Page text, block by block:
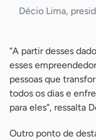
Décio Lima,
“A partir desses
esses
pessoas que
todos os dias e
para eles”, ressalta
Outro ponto de